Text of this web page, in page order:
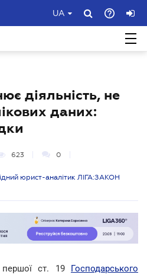
UA
діяльність, не
даних:
623 0
юрист-аналітик ЛІГА:ЗАКОН
першої ст. 19 Господарського